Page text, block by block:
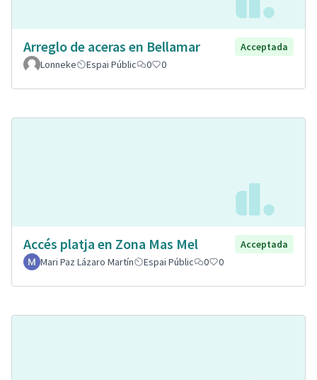
Arreglo de aceras en Bellamar
Acceptada
Lonneke
Espai Públic 0 0
Accés platja en Zona Mas Mel
Acceptada
Mari Paz Lázaro Martín
Espai Públic 0 0